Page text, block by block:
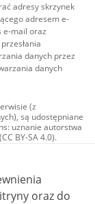
adresy skrzynek
adresem e-
e-mail oraz
danych przez
danych
(z
są udostępniane
uznanie autorstwa
BY-SA 4.0).
materiały
licencji typu
użycie
4.0 (CC BY-
inaczej.
oraz do